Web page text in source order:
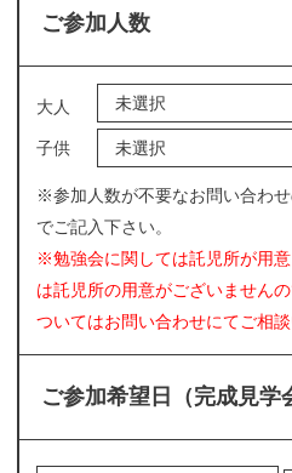
ご参加人数
大人
子供
※参加人数が不要なお問い合わ
でご記入下さい。
※勉強会に関しては託児所が用
は託児所の用意がございません
ついてはお問い合わせにてご相
ご参加希望日（完成見学